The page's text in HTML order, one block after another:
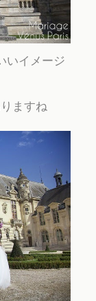
いイメージ
ますね